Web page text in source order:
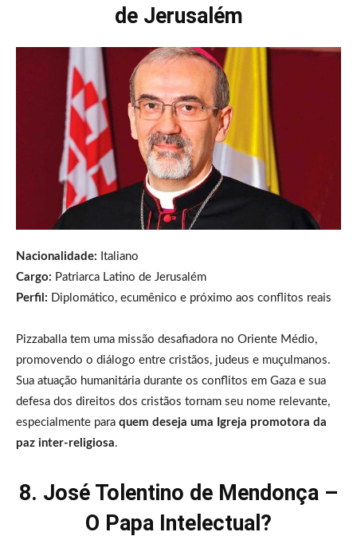
de Jerusalém
Nacionalidade: Italiano
Cargo: Patriarca Latino de Jerusalém
Perfil: Diplomático, ecumênico e próximo aos conflitos reais
Pizzaballa tem uma missão desafiadora no Oriente Médio,
promovendo o diálogo entre cristãos, judeus e muçulmanos.
Sua atuação humanitária durante os conflitos em Gaza e sua
defesa dos direitos dos cristãos tornam seu nome relevante,
especialmente para quem deseja uma Igreja promotora da
paz inter-religiosa.
8. José Tolentino de Mendonça –
O Papa Intelectual?